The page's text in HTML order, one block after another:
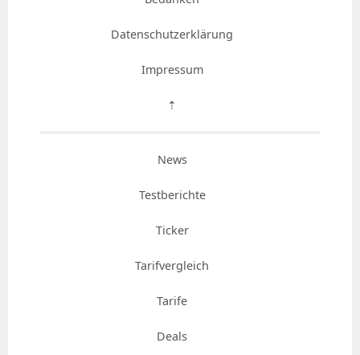
Datenschutzerklärung
Impressum
⇡
News
Testberichte
Ticker
Tarifvergleich
Tarife
Deals